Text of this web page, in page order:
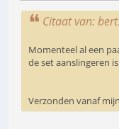
Citaat van:
Momenteel al een
de set aanslingeren
Verzonden vanaf